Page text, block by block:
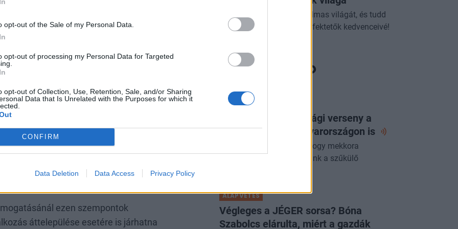
opt-out of the Sale of my Personal Data.
opt-out of processing my Personal Data for Targeted
opt-out of Collection, Use, Retention, Sale, and/or Sharing
Data that Is Unrelated with the Purposes for which it
CONFIRM
Data Deletion Data Access Privacy Policy
ösztönző programokat, mint több országban
a külföldi magyarok körében megvan a
munkaerőre kell alapozni, ezért megfelelő
jelenleg külföldön dolgozó és tanuló
tanulók hazatérését az is, ha a magyar
az iskolaszövetkezeti
az alapképzés során is hazai vállalkozásnál
JAVASLATOT, AMI
VÁLLALKOZÁSOKNAK, AMELYEK
ezen szempontok
áttelepülése esetére is járhatna
Fedezd fel az ETF-ek izgalmas világát, és tudd
meg, miért válhatnak a befektetők kedvenceivé!
PORTFOLIO CHECKLIST
A következő gazdasági verseny a
vízért folyhat - Magyarországon is
Egyre fontosabb kérdés, hogy mekkora
gazdasági értéket teremtünk a szűkülő
ALAPVETÉS
Végleges a JÉGER sorsa? Bóna
Szabolcs elárulta, miért a gazdák